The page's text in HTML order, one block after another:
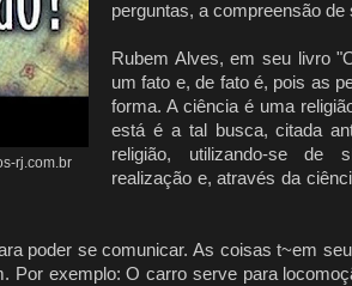
rj.com.br
perguntas, a compreensão
Rubem Alves, em seu livro
um fato e, de fato é, pois as
forma. A ciência é uma
está é a tal busca, citada
religião, utilizando-se de
realização e, através da
poder se comunicar. As coisas t~em
Por exemplo: O carro serve para